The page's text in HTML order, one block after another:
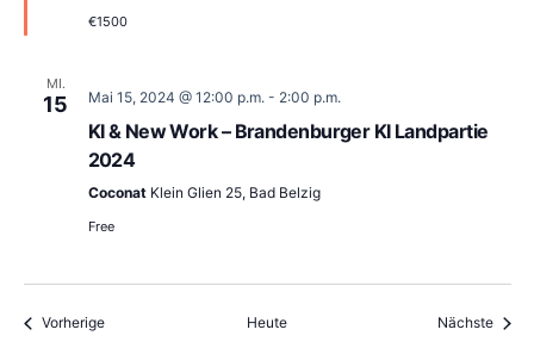
€1500
MI.
15 Mai 15, 2024 @ 12:00 p.m.- 2:00 p.m.
KI & New Work – Brandenburger KI Landpartie
2024
Coconat Klein Glien 25, Bad Belzig
Free
VorherigeVeranstaltungen Heute Nächste